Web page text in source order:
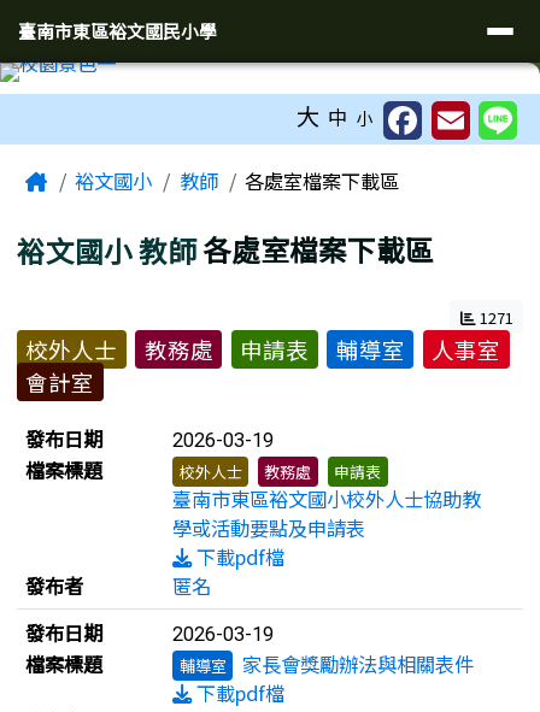
臺南市東區裕文國民小學
導覽列
臺南市東區裕文國民小學
大 中 小
Home裕文國小 教師 各處室檔案下載區
裕文國小教師各處室檔案下載區
1271
校外人士 教務處 申請表 輔導室
人事室
會計室
檔案列表
發布日期 2026-03-19
檔案標題 校外人士 教務處 申請表
臺南市東區裕文國小校外人士協助教
學或活動要點及申請表
下載pdf檔
發布者
匿名
發布日期
2026-03-19
檔案標題 輔導室
家長會獎勵辦法與相關表件
下載pdf檔